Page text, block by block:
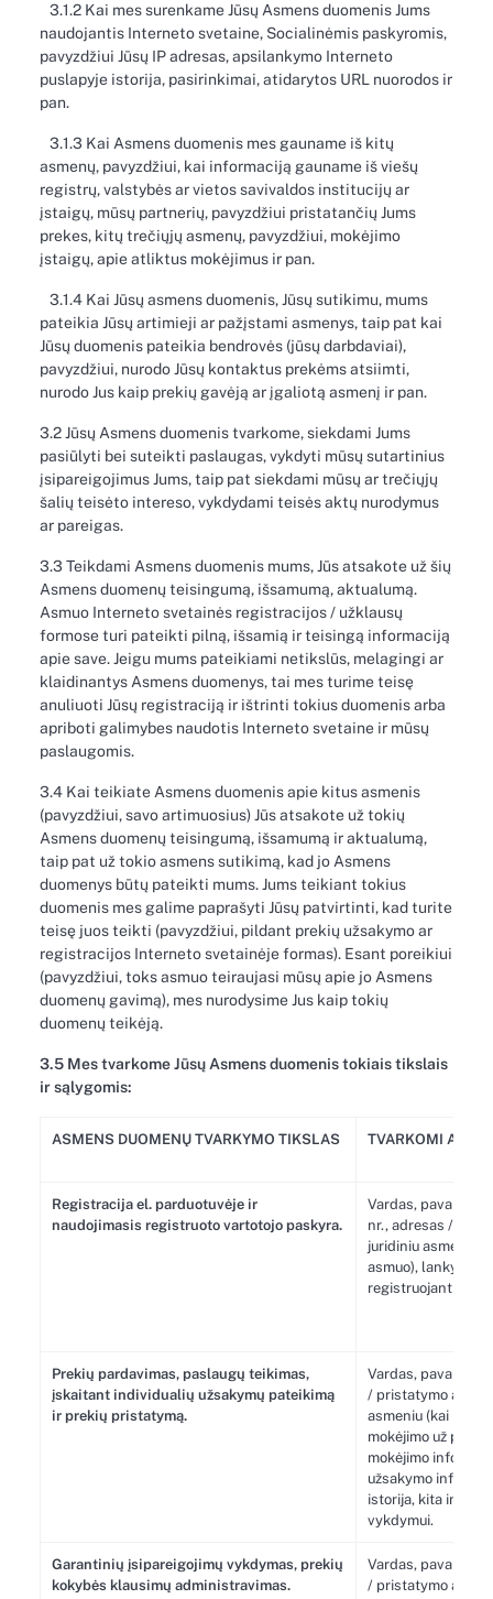
3.1.2 Kai mes surenkame Jūsų Asmens duomenis Jums
naudojantis Interneto svetaine, Socialinėmis paskyromis,
pavyzdžiui Jūsų IP adresas, apsilankymo Interneto
puslapyje istorija, pasirinkimai, atidarytos URL nuorodos ir
pan.
3.1.3 Kai Asmens duomenis mes gauname iš kitų
asmenų, pavyzdžiui, kai informaciją gauname iš viešų
registrų, valstybės ar vietos savivaldos institucijų ar
įstaigų, mūsų partnerių, pavyzdžiui pristatančių Jums
prekes, kitų trečiųjų asmenų, pavyzdžiui, mokėjimo
įstaigų, apie atliktus mokėjimus ir pan.
3.1.4 Kai Jūsų asmens duomenis, Jūsų sutikimu, mums
pateikia Jūsų artimieji ar pažįstami asmenys, taip pat kai
Jūsų duomenis pateikia bendrovės (jūsų darbdaviai),
pavyzdžiui, nurodo Jūsų kontaktus prekėms atsiimti,
nurodo Jus kaip prekių gavėją ar įgaliotą asmenį ir pan.
3.2 Jūsų Asmens duomenis tvarkome, siekdami Jums
pasiūlyti bei suteikti paslaugas, vykdyti mūsų sutartinius
įsipareigojimus Jums, taip pat siekdami mūsų ar trečiųjų
šalių teisėto intereso, vykdydami teisės aktų nurodymus
ar pareigas.
3.3 Teikdami Asmens duomenis mums, Jūs atsakote už šių
Asmens duomenų teisingumą, išsamumą, aktualumą.
Asmuo Interneto svetainės registracijos / užklausų
formose turi pateikti pilną, išsamią ir teisingą informaciją
apie save. Jeigu mums pateikiami netikslūs, melagingi ar
klaidinantys Asmens duomenys, tai mes turime teisę
anuliuoti Jūsų registraciją ir ištrinti tokius duomenis arba
apriboti galimybes naudotis Interneto svetaine ir mūsų
paslaugomis.
3.4 Kai teikiate Asmens duomenis apie kitus asmenis
(pavyzdžiui, savo artimuosius) Jūs atsakote už tokių
Asmens duomenų teisingumą, išsamumą ir aktualumą,
taip pat už tokio asmens sutikimą, kad jo Asmens
duomenys būtų pateikti mums. Jums teikiant tokius
duomenis mes galime paprašyti Jūsų patvirtinti, kad turite
teisę juos teikti (pavyzdžiui, pildant prekių užsakymo ar
registracijos Interneto svetainėje formas). Esant poreikiui
(pavyzdžiui, toks asmuo teiraujasi mūsų apie jo Asmens
duomenų gavimą), mes nurodysime Jus kaip tokių
duomenų teikėją.
3.5 Mes tvarkome Jūsų Asmens duomenis tokiais tikslais
ir sąlygomis:
ASMENS DUOMENŲ TVARKYMO TIKSLAS TVARKOMI
Registracija el. parduotuvėje ir
naudojimasis registruoto vartotojo paskyra.
Vardas, pavardė,
nr., adresas /
juridiniu asmeniu
asmuo),
registruojantis
Prekių pardavimas, paslaugų teikimas,
įskaitant individualių užsakymų pateikimą
ir prekių pristatymą.
Vardas, pavardė,
/ pristatymo
asmeniu (kai
mokėjimo už
mokėjimo
užsakymo
istorija, kita
vykdymui.
Garantinių įsipareigojimų vykdymas, prekių
kokybės klausimų administravimas.
Vardas, pavardė,
/ pristatymo